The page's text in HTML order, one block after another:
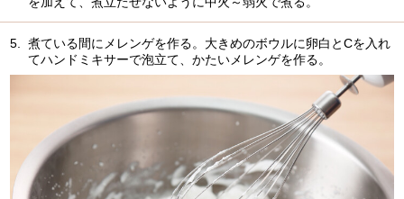
5.
煮ている間にメレンゲを作る。大きめのボウルに卵白とCを入れ
てハンドミキサーで泡立て、かたいメレンゲを作る。